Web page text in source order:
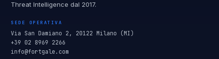
Threat Intelligence dal 2017.
SEDE OPERATIVA
Via San Damiano 2, 20122 Milano (MI)
+39 02 8969 2266
info@fortgale.com